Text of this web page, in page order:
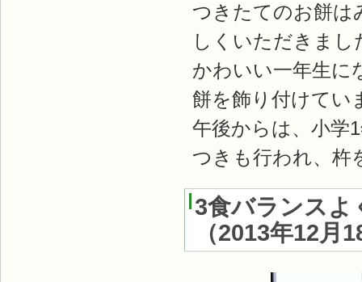
つきたてのお餅は
しくいただきま
かわいい一年生に
餅を飾り付けてい
午後からは、小学
つきも行われ、杵
3食バランスよ
（2013年12月